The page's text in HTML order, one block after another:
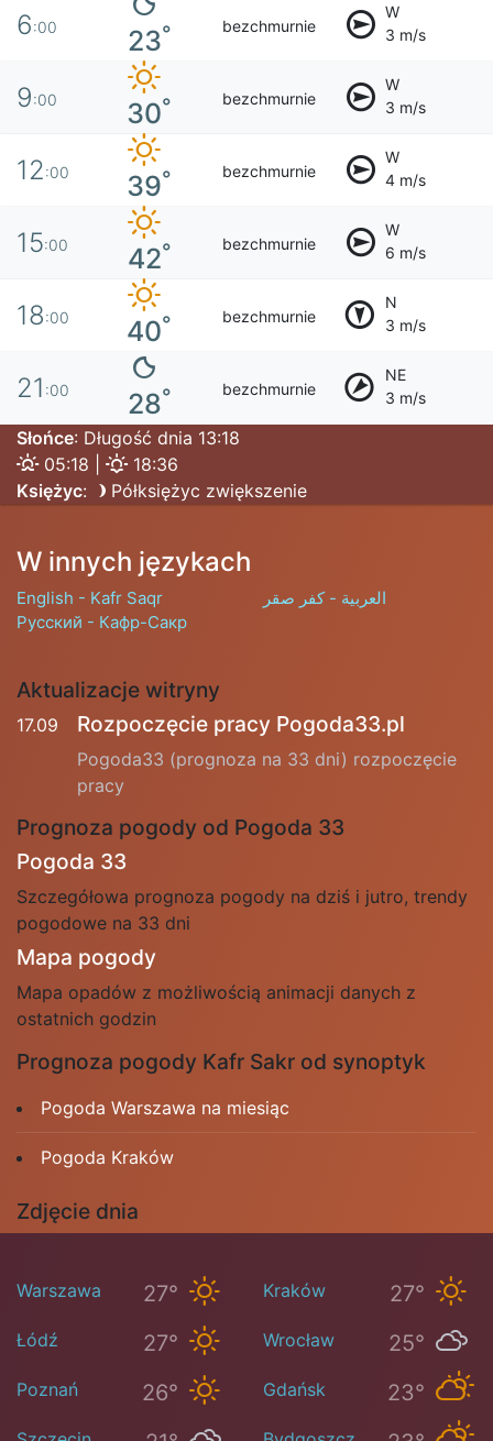
6:00 23° bezchmurnie
W
3 m/s
9:00 30° bezchmurnie
W
3 m/s
12:00 39° bezchmurnie
W
4 m/s
15:00 42° bezchmurnie
W
6 m/s
18:00 40° bezchmurnie
N
3 m/s
21 :00 28° bezchmurnie
NE
3 m/s
Słońce: Długość dnia 13:18
05:18 |
18:36
Księżyc: Półksiężyc zwiększenie
W innych językach
English - Kafr Saqr
العربية - كفر صقر
Русский - Кафр-Сакр
Aktualizacje witryny
17.09 Rozpoczęcie pracy Pogoda33.pl
Pogoda33 (prognoza na 33 dni) rozpoczęcie
pracy
Prognoza pogody od Pogoda 33
Pogoda 33
Szczegółowa prognoza pogody na dziś i jutro, trendy
pogodowe na 33 dni
Mapa pogody
Mapa opadów z możliwością animacji danych z
ostatnich godzin
Prognoza pogody Kafr Sakr od synoptyk
Pogoda Warszawa na miesiąc
Pogoda Kraków
Zdjęcie dnia
Warszawa 27° Kraków 27°
Łódź 27° Wrocław 25°
Poznań 26° Gdańsk 23°